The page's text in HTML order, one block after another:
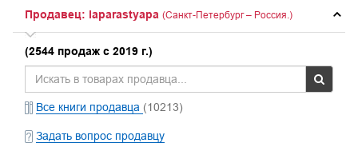
Продавец: laparastyapa (Санкт-Петербург – Россия.)
(2544 продаж с 2019 г.)
Все книги продавца (10213)
Задать вопрос продавцу